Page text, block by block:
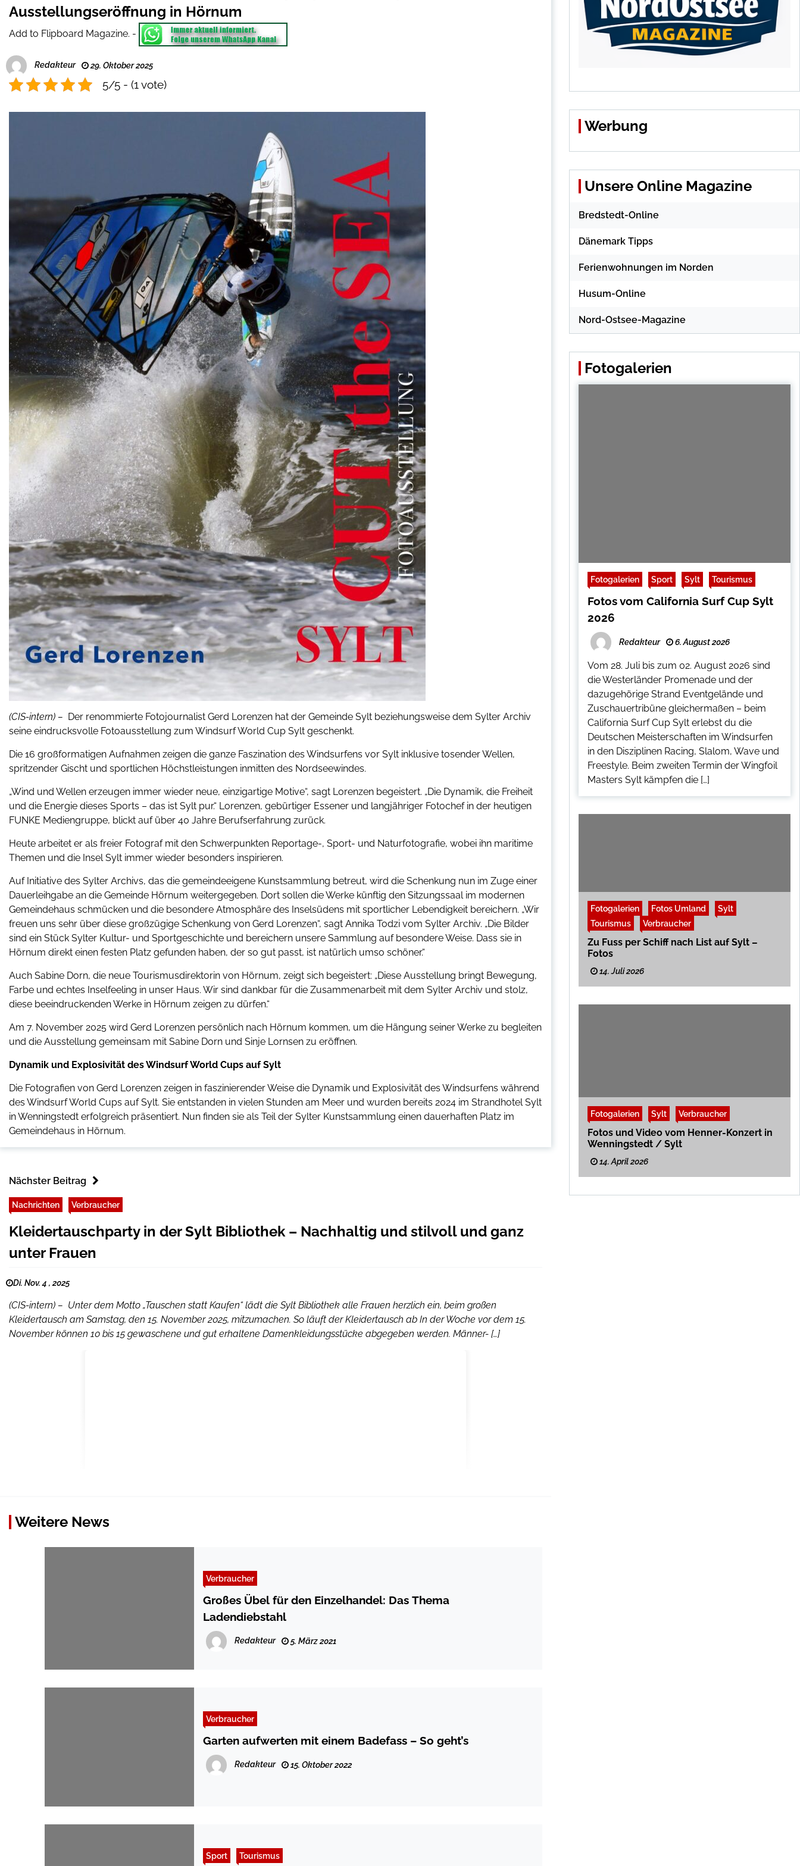
Ausstellungseröffnung in Hörnum
Add to Flipboard Magazine. -
Redakteur 29. Oktober 2025
5/5 - (1 vote)
(CIS-intern) – Der renommierte Fotojournalist Gerd Lorenzen hat der Gemeinde Sylt beziehungsweise dem Sylter Archiv
seine eindrucksvolle Fotoausstellung zum Windsurf World Cup Sylt geschenkt.
Die 16 großformatigen Aufnahmen zeigen die ganze Faszination des Windsurfens vor Sylt inklusive tosender Wellen,
spritzender Gischt und sportlichen Höchstleistungen inmitten des Nordseewindes.
„Wind und Wellen erzeugen immer wieder neue, einzigartige Motive“, sagt Lorenzen begeistert. „Die Dynamik, die Freiheit
und die Energie dieses Sports – das ist Sylt pur.“ Lorenzen, gebürtiger Essener und langjähriger Fotochef in der heutigen
FUNKE Mediengruppe, blickt auf über 40 Jahre Berufserfahrung zurück.
Heute arbeitet er als freier Fotograf mit den Schwerpunkten Reportage-, Sport- und Naturfotografie, wobei ihn maritime
Themen und die Insel Sylt immer wieder besonders inspirieren.
Auf Initiative des Sylter Archivs, das die gemeindeeigene Kunstsammlung betreut, wird die Schenkung nun im Zuge einer
Dauerleihgabe an die Gemeinde Hörnum weitergegeben. Dort sollen die Werke künftig den Sitzungssaal im modernen
Gemeindehaus schmücken und die besondere Atmosphäre des Inselsüdens mit sportlicher Lebendigkeit bereichern. „Wir
freuen uns sehr über diese großzügige Schenkung von Gerd Lorenzen“, sagt Annika Todzi vom Sylter Archiv. „Die Bilder
sind ein Stück Sylter Kultur- und Sportgeschichte und bereichern unsere Sammlung auf besondere Weise. Dass sie in
Hörnum direkt einen festen Platz gefunden haben, der so gut passt, ist natürlich umso schöner.“
Auch Sabine Dorn, die neue Tourismusdirektorin von Hörnum, zeigt sich begeistert: „Diese Ausstellung bringt Bewegung,
Farbe und echtes Inselfeeling in unser Haus. Wir sind dankbar für die Zusammenarbeit mit dem Sylter Archiv und stolz,
diese beeindruckenden Werke in Hörnum zeigen zu dürfen.“
Am 7. November 2025 wird Gerd Lorenzen persönlich nach Hörnum kommen, um die Hängung seiner Werke zu begleiten
und die Ausstellung gemeinsam mit Sabine Dorn und Sinje Lornsen zu eröffnen.
Dynamik und Explosivität des Windsurf World Cups auf Sylt
Die Fotografien von Gerd Lorenzen zeigen in faszinierender Weise die Dynamik und Explosivität des Windsurfens während
des Windsurf World Cups auf Sylt. Sie entstanden in vielen Stunden am Meer und wurden bereits 2024 im Strandhotel Sylt
in Wenningstedt erfolgreich präsentiert. Nun finden sie als Teil der Sylter Kunstsammlung einen dauerhaften Platz im
Gemeindehaus in Hörnum.
Nächster Beitrag
Nachrichten Verbraucher
Kleidertauschparty in der Sylt Bibliothek – Nachhaltig und stilvoll und ganz
unter Frauen
Di. Nov. 4 , 2025
(CIS-intern) – Unter dem Motto „Tauschen statt Kaufen“ lädt die Sylt Bibliothek alle Frauen herzlich ein, beim großen
Kleidertausch am Samstag, den 15. November 2025, mitzumachen. So läuft der Kleidertausch ab In der Woche vor dem 15.
November können 10 bis 15 gewaschene und gut erhaltene Damenkleidungsstücke abgegeben werden. Männer- […]
Weitere News
Verbraucher
Großes Übel für den Einzelhandel: Das Thema
Ladendiebstahl
Redakteur 5. März 2021
Verbraucher
Garten aufwerten mit einem Badefass – So geht’s
Redakteur 15. Oktober 2022
Sport Tourismus
Werbung
Unsere Online Magazine
Bredstedt-Online
Dänemark Tipps
Ferienwohnungen im Norden
Husum-Online
Nord-Ostsee-Magazine
Fotogalerien
Fotogalerien Sport Sylt Tourismus
Fotos vom California Surf Cup Sylt
2026
Redakteur 6. August 2026
Vom 28. Juli bis zum 02. August 2026 sind
die Westerländer Promenade und der
dazugehörige Strand Eventgelände und
Zuschauertribüne gleichermaßen – beim
California Surf Cup Sylt erlebst du die
Deutschen Meisterschaften im Windsurfen
in den Disziplinen Racing, Slalom, Wave und
Freestyle. Beim zweiten Termin der Wingfoil
Masters Sylt kämpfen die […]
Fotogalerien Fotos Umland
Sylt
Tourismus
Verbraucher
Zu Fuss per Schiff nach List auf Sylt –
Fotos
14. Juli 2026
Fotogalerien Sylt Verbraucher
Fotos und Video vom Henner-Konzert in
Wenningstedt / Sylt
14. April 2026